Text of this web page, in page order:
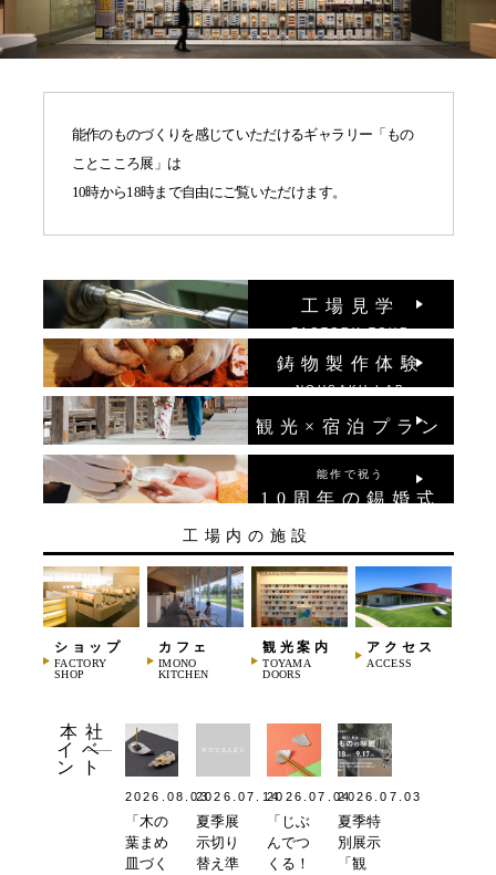
会社概要
錫リサイクル
採用情報
能作のものづくりを感じていただけるギャラリー「もの
ことこころ展」は
10時から18時まで自由にご覧いただけます。
工場見学
FACTORY TOUR
鋳物製作体験
NOUSAKU LAB
観光×宿泊プラン
能作で祝う
10周年の錫婚式
工場内の施設
ショップ
FACTORY
SHOP
カフェ
IMONO
KITCHEN
観光案内
TOYAMA
DOORS
アクセス
ACCESS
本社
イベ
ント
2026.08.03
「木の
葉まめ
皿づく
2026.07.14
夏季展
示切り
替え準
2026.07.04
「じぶ
んでつ
くる！
2026.07.03
夏季特
別展示
「観